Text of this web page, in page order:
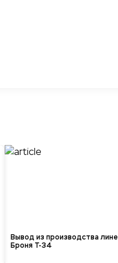
Вывод из производства
Броня Т-34